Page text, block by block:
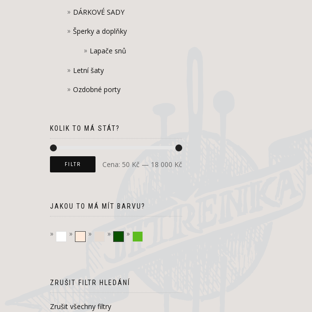
DÁRKOVÉ SADY
Šperky a doplňky
Lapače snů
Letní šaty
Ozdobné porty
KOLIK TO MÁ STÁT?
FILTR Cena: 50 Kč — 18 000 Kč
JAKOU TO MÁ MÍT BARVU?
bílá krémovárežná tmavě zelená
ZRUŠIT FILTR HLEDÁNÍ
Zrušit všechny filtry